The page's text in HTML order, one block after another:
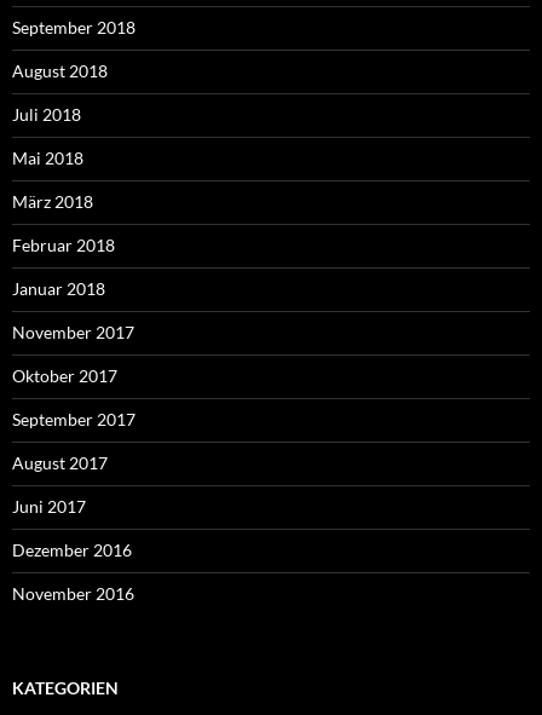
September 2018
August 2018
Juli 2018
Mai 2018
März 2018
Februar 2018
Januar 2018
November 2017
Oktober 2017
September 2017
August 2017
Juni 2017
Dezember 2016
November 2016
KATEGORIEN